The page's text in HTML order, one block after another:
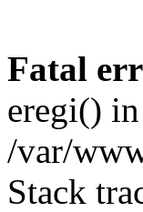
Fatal
eregi() in
/var/
Stack